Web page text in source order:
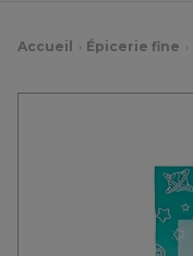
Accueil Épicerie fine